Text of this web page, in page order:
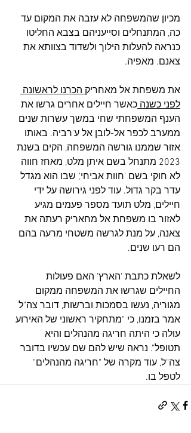
מכיון שהמשפחה לא עזבה את המקום עד
כה, המתנחלים וסייעניהם בצבא החליטו
כנראה להעלות הילוך ולשדוד בצוותא את
צאנם. מאפיה.
את משפחת אל מאחריק הכרנו לראשונה
לפני כשנה כאשר חיילים אחרים גרשו את
הענף המשפחתי שחי במשך עשרות שנים
ממערב לכפר אל-לובן אל ע'רביה. באותו
אזור שממנו גורשה המשפחה, הקים בשנת
2023 מתנחל בשם איתן מלט, מאחז חווה
לא חוקי בשם 'חוות אביחי', שבו הוא מגדל
עדר בקר גדול. עוד לפני גירושה על ידי
חיילים, מלט תועד מספר פעמים מגיע
לאזור בו משפחת אל מחאריק רעתה את
צאנה, על מנת לגרשה משטחי מרעה בהם
הם רעו שנים.
לשאלת כתבת 'הארץ' האם פעולות
החיילים שגרשו את המשפחה ממקום
מגוריה, נעשו בסמכות וברשות, דובר צה"ל
אמר בזמנו, כי "מתחקיר ראשוני של האירוע
עולה כי היתה חריגה מהנהלים והיא
תטופל". נראה שיש להם שם עכשיו בדובר
צה"ל, עוד מקרה של "חריגה מהנהלים"
לטפל בו.